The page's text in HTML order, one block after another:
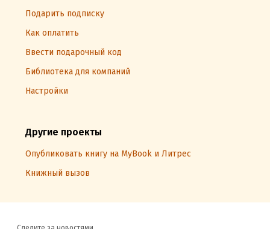
Подарить подписку
Как оплатить
Ввести подарочный код
Библиотека для компаний
Настройки
Другие проекты
Опубликовать книгу на MyBook и Литрес
Книжный вызов